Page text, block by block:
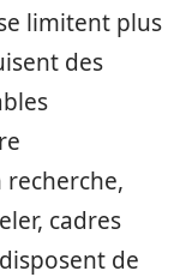
limitent plus
des
cadres
de